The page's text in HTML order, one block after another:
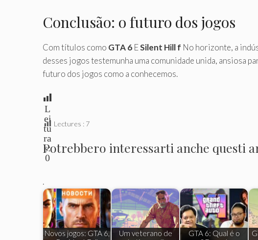
Conclusão: o futuro dos jogos
Com títulos como GTA 6 ESilent Hill f No horizonte, a
desses jogos testemunha uma comunidade unida, ansiosa
futuro dos jogos como a conhecemos.
L
ei
tu
ra
s:
0
Lectures : 7
Potrebbero interessarti anche questi
.
Novos jogos: GTA 6,
Um veterano de
GTA 6: Qual é o